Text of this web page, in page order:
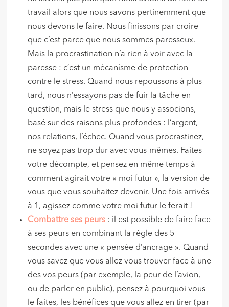
travail alors que nous savons pertinemment que
nous devons le faire. Nous finissons par croire
que c’est parce que nous sommes paresseux.
Mais la procrastination n’a rien à voir avec la
paresse : c’est un mécanisme de protection
contre le stress. Quand nous repoussons à plus
tard, nous n’essayons pas de fuir la tâche en
question, mais le stress que nous y associons,
basé sur des raisons plus profondes : l’argent,
nos relations, l’échec. Quand vous procrastinez,
ne soyez pas trop dur avec vous-mêmes. Faites
votre décompte, et pensez en même temps à
comment agirait votre « moi futur », la version de
vous que vous souhaitez devenir. Une fois arrivés
à 1, agissez comme votre moi futur le ferait !
Combattre ses peurs : il est possible de faire face
à ses peurs en combinant la règle des 5
secondes avec une « pensée d’ancrage ». Quand
vous savez que vous allez vous trouver face à une
des vos peurs (par exemple, la peur de l’avion,
ou de parler en public), pensez à pourquoi vous
le faites, les bénéfices que vous allez en tirer (par